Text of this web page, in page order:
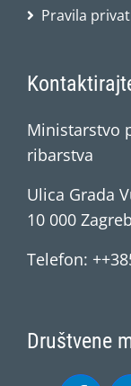
Pravila
Ministarstvo
ribarstva
Ulica Grada
10 000 Zagreb
Telefon:
Društvene